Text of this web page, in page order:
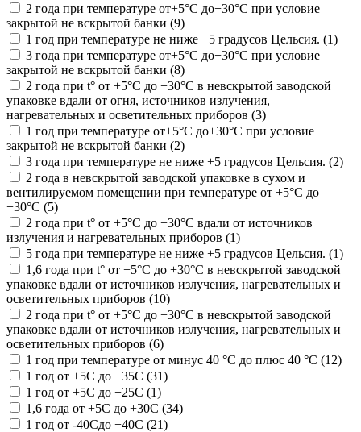
2 года при температуре от+5°С до+30°С при условие
закрытой не вскрытой банки (9)
1 год при температуре не ниже +5 градусов Цельсия. (1)
3 года при температуре от+5°С до+30°С при условие
закрытой не вскрытой банки (8)
2 года при t° от +5°С до +30°С в невскрытой заводской
упаковке вдали от огня, источников излучения,
нагревательных и осветительных приборов (3)
1 год при температуре от+5°С до+30°С при условие
закрытой не вскрытой банки (2)
3 года при температуре не ниже +5 градусов Цельсия. (2)
2 года в невскрытой заводской упаковке в сухом и
вентилируемом помещении при температуре от +5°С до
+30°С (5)
2 года при t° от +5°С до +30°С вдали от источников
излучения и нагревательных приборов (1)
5 года при температуре не ниже +5 градусов Цельсия. (1)
1,6 года при t° от +5°С до +30°С в невскрытой заводской
упаковке вдали от источников излучения, нагревательных и
осветительных приборов (10)
2 года при t° от +5°С до +30°С в невскрытой заводской
упаковке вдали от источников излучения, нагревательных и
осветительных приборов (6)
1 год при температуре от минус 40 °С до плюс 40 °С (12)
1 год от +5С до +35С (31)
1 год от +5С до +25С (1)
1,6 года от +5С до +30С (34)
1 год от -40Сдо +40С (21)